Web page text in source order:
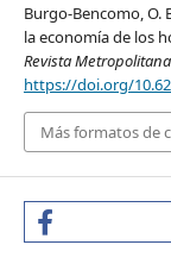
Burgo-Bencomo, O.
la economía de los
Revista
https://doi.org/
Más formatos de